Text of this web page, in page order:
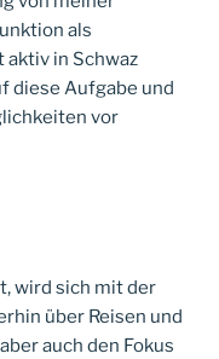
als
aktiv in Schwaz
diese Aufgabe und
vor
wird sich mit der
über Reisen und
auch den Fokus